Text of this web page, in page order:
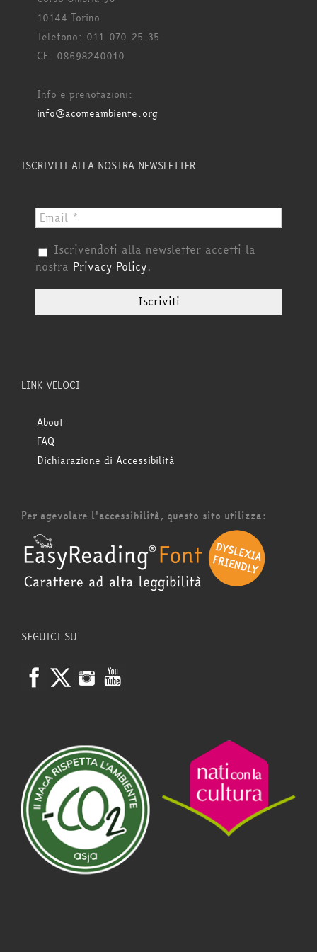
10144 Torino
Telefono: 011.070.25.35
CF: 08698240010
Info e prenotazioni:
info@acomeambiente.org
ISCRIVITI ALLA NOSTRA NEWSLETTER
Iscrivendoti alla newsletter accetti la
nostra Privacy Policy.
LINK VELOCI
About
FAQ
Dichiarazione di Accessibilità
Per agevolare l'accessibilità, questo sito utilizza:
SEGUICI SU